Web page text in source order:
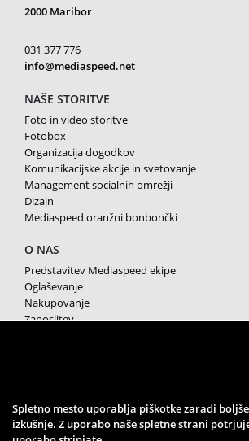
2000 Maribor
031 377 776
info@mediaspeed.net
NAŠE STORITVE
Foto in video storitve
Fotobox
Organizacija dogodkov
Komunikacijske akcije in svetovanje
Management socialnih omrežji
Dizajn
Mediaspeed oranžni bonbončki
O NAS
Predstavitev Mediaspeed ekipe
Oglaševanje
Nakupovanje
Zaposlitev
SPREMLJAJTE NAS
Spletno mesto uporablja piškotke zaradi
izkušnje. Z uporabo naše spletne strani